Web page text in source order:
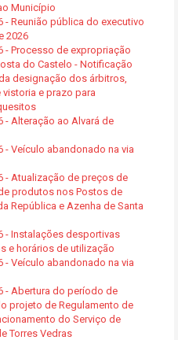
Município
- Reunião pública do executivo
2026
- Processo de expropriação
do Castelo - Notificação
designação dos árbitros,
e prazo para
- Alteração ao Alvará de
- Veículo abandonado na via
- Atualização de preços de
produtos nos Postos de
República e Azenha de Santa
- Instalações desportivas
e horários de utilização
- Veículo abandonado na via
- Abertura do período de
projeto de Regulamento de
do Serviço de
Torres Vedras